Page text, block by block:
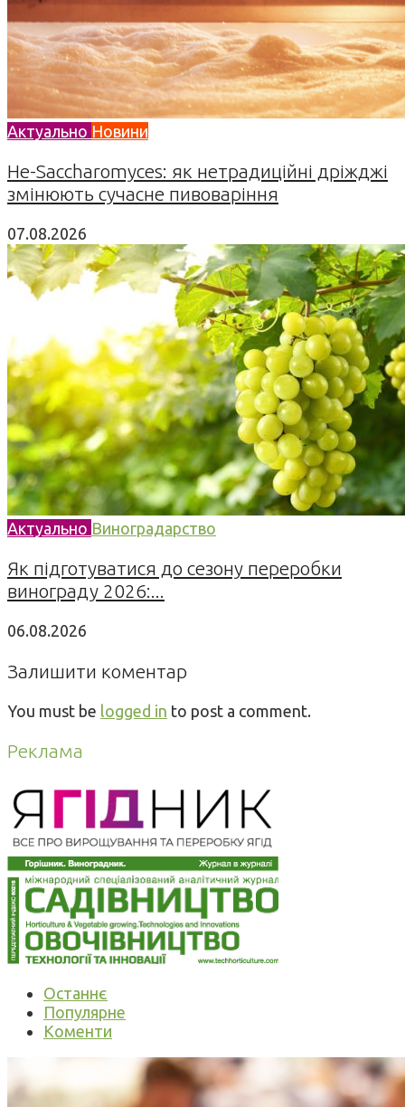
Актуально Новини
Не-Saccharomyces: як нетрадиційні дріжджі
змінюють сучасне пивоваріння
07.08.2026
Актуально Виноградарство
Як підготуватися до сезону переробки
винограду 2026:...
06.08.2026
Залишити коментар
You must be logged in to post a comment.
Реклама
Останнє
Популярне
Коменти